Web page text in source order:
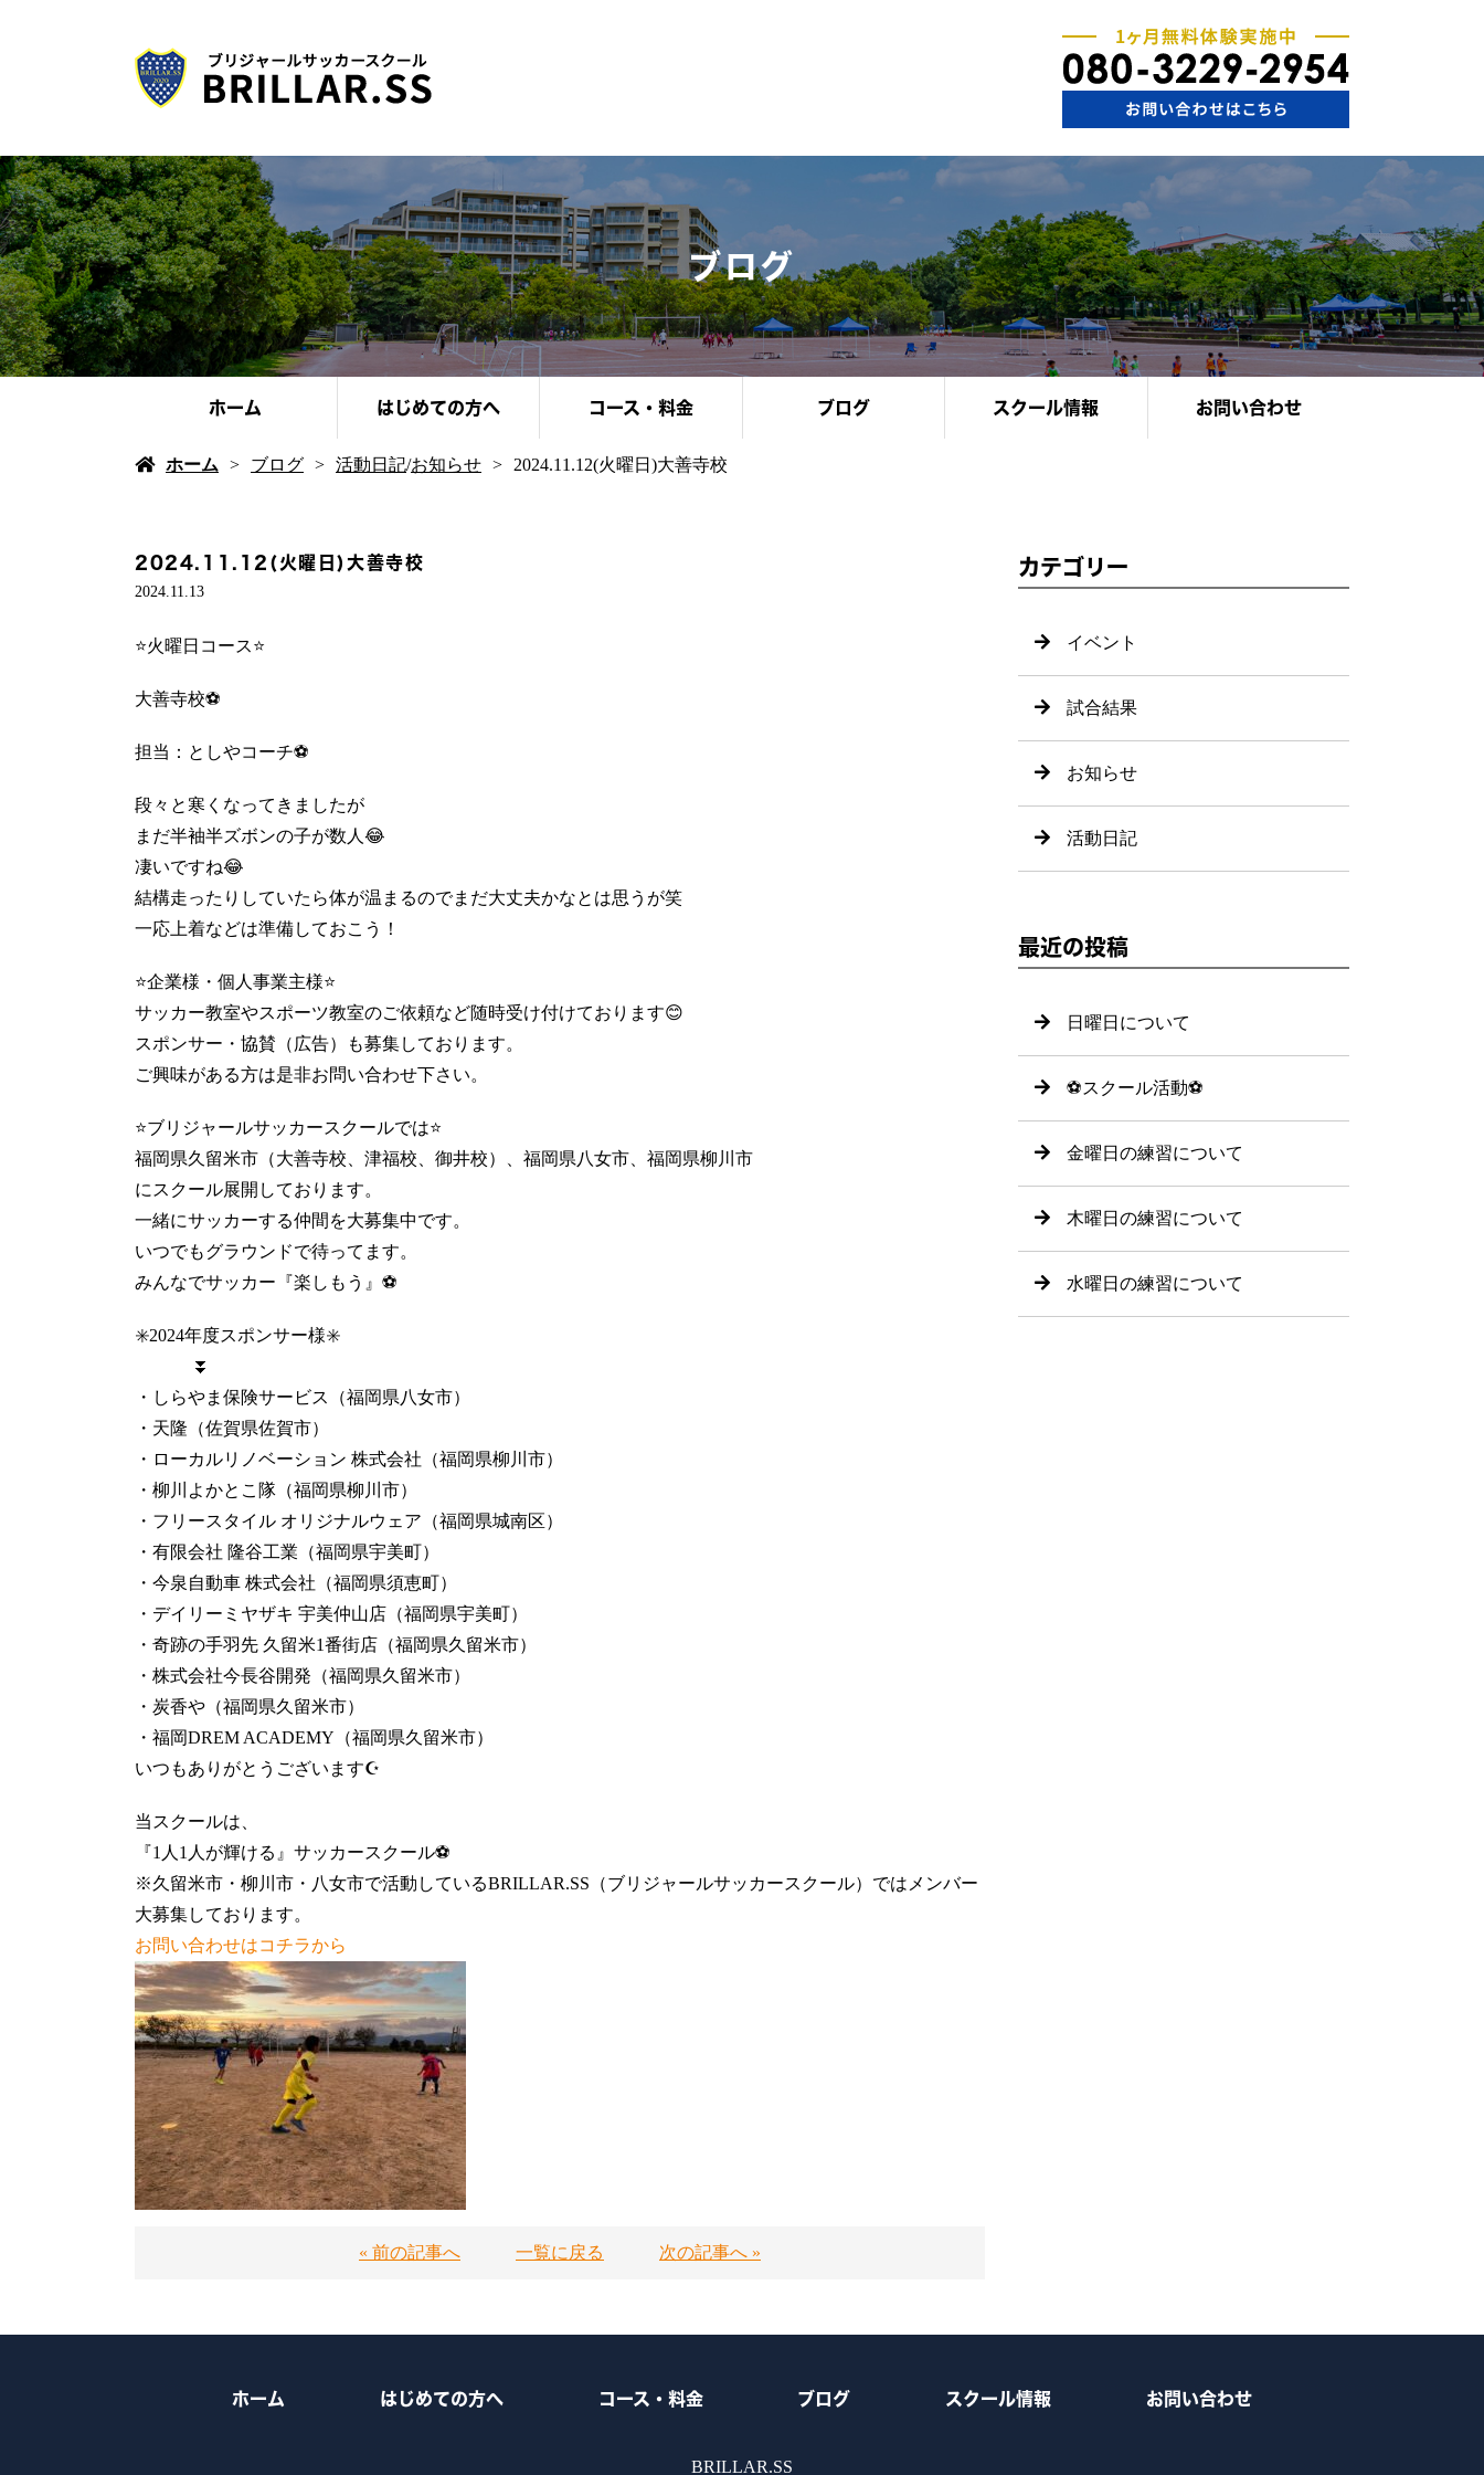
ブログ
ホーム はじめての方へ コース・料金 ブログ スクール情報 お問い合わせ
ホーム ブログ 活動日記/お知らせ 2024.11.12(火曜日)大善寺校
2024.11.12(火曜日)大善寺校
2024.11.13
⭐️火曜日コース⭐️
大善寺校⚽️
担当：としやコーチ⚽️
段々と寒くなってきましたが
まだ半袖半ズボンの子が数人😂
凄いですね😂
結構走ったりしていたら体が温まるのでまだ大丈夫かなとは思うが笑
一応上着などは準備しておこう！
⭐️企業様・個人事業主様⭐️
サッカー教室やスポーツ教室のご依頼など随時受け付けております😊
スポンサー・協賛（広告）も募集しております。
ご興味がある方は是非お問い合わせ下さい。
⭐️ブリジャールサッカースクールでは⭐️
福岡県久留米市（大善寺校、津福校、御井校）、福岡県八女市、福岡県柳川市
にスクール展開しております。
一緒にサッカーする仲間を大募集中です。
いつでもグラウンドで待ってます。
みんなでサッカー『楽しもう』⚽️
✳️2024年度スポンサー様✳️
⏬
・しらやま保険サービス（福岡県八女市）
・天隆（佐賀県佐賀市）
・ローカルリノベーション 株式会社（福岡県柳川市）
・柳川よかとこ隊（福岡県柳川市）
・フリースタイル オリジナルウェア（福岡県城南区）
・有限会社 隆谷工業（福岡県宇美町）
・今泉自動車 株式会社（福岡県須恵町）
・デイリーミヤザキ 宇美仲山店（福岡県宇美町）
・奇跡の手羽先 久留米1番街店（福岡県久留米市）
・株式会社今長谷開発（福岡県久留米市）
・炭香や（福岡県久留米市）
・福岡DREM ACADEMY（福岡県久留米市）
いつもありがとうございます☪️
当スクールは、
『1人1人が輝ける』サッカースクール⚽️
※久留米市・柳川市・八女市で活動しているBRILLAR.SS（ブリジャールサッカースクール）ではメンバー
大募集しております。
お問い合わせはコチラから
« 前の記事へ 一覧に戻る 次の記事へ »
カテゴリー
イベント
試合結果
お知らせ
活動日記
最近の投稿
日曜日について
⚽️スクール活動⚽️
金曜日の練習について
木曜日の練習について
水曜日の練習について
ホーム はじめての方へ コース・料金 ブログ スクール情報 お問い合わせ
BRILLAR.SS